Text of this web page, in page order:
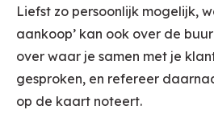
Liefst zo persoonlijk mogelijk,
aankoop’ kan ook over de
over waar je samen met je
gesproken, en refereer
op de kaart noteert.